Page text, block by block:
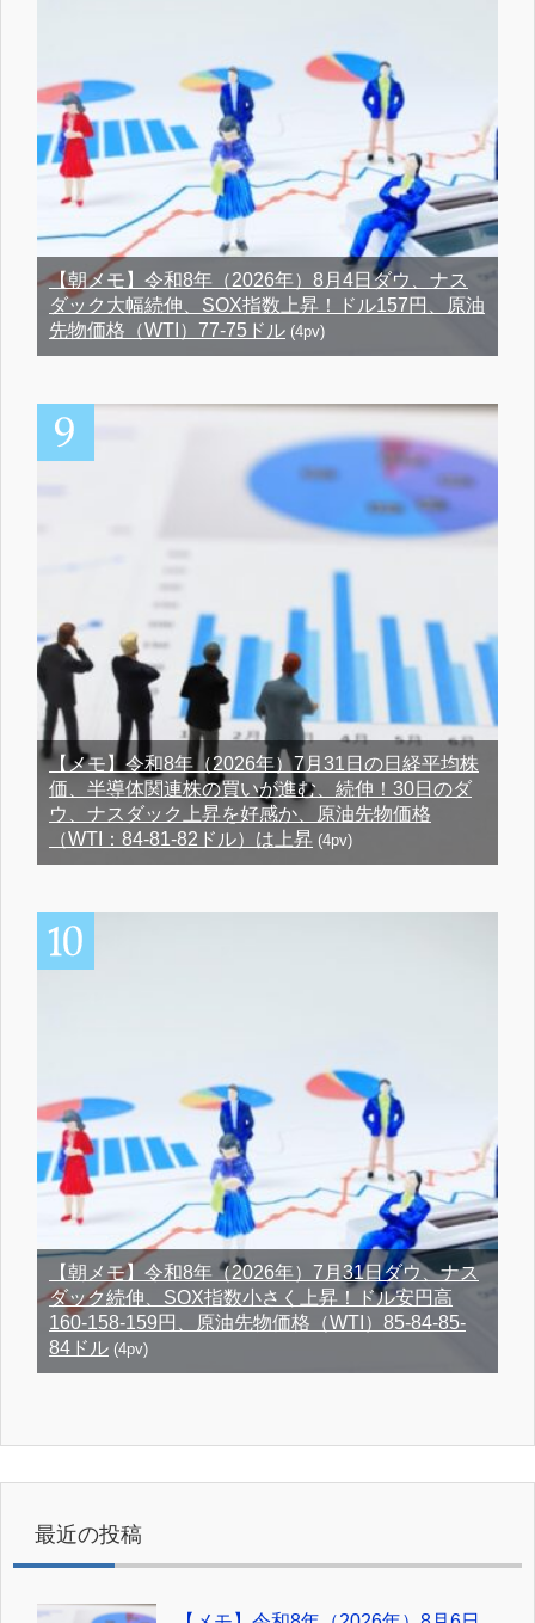
【朝メモ】令和8年（2026年）8月4日ダウ、ナス
ダック大幅続伸、SOX指数上昇！ドル157円、原油
先物価格（WTI）77-75ドル (4pv)
【メモ】令和8年（2026年）7月31日の日経平均株
価、半導体関連株の買いが進む、続伸！30日のダ
ウ、ナスダック上昇を好感か、原油先物価格
（WTI：84-81-82ドル）は上昇 (4pv)
【朝メモ】令和8年（2026年）7月31日ダウ、ナス
ダック続伸、SOX指数小さく上昇！ドル安円高
160-158-159円、原油先物価格（WTI）85-84-85-
84ドル (4pv)
最近の投稿